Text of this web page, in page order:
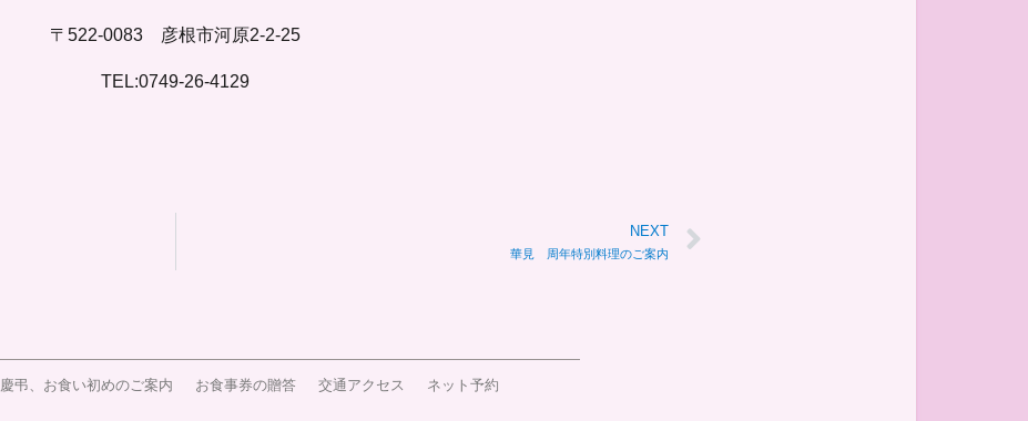
〒522-0083 彦根市河原2-2-25
TEL:0749-26-4129
NEXT
華見 周年特別料理のご案内
慶弔、お食い初めのご案内 お食事券の贈答 交通アクセス ネット予約